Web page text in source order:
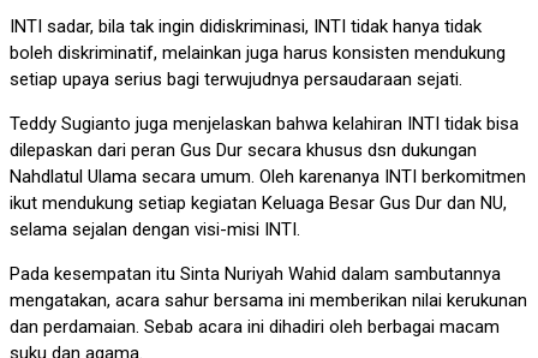
INTI sadar, bila tak ingin didiskriminasi, INTI tidak hanya tidak
boleh diskriminatif, melainkan juga harus konsisten mendukung
setiap upaya serius bagi terwujudnya persaudaraan sejati.
Teddy Sugianto juga menjelaskan bahwa kelahiran INTI tidak bisa
dilepaskan dari peran Gus Dur secara khusus dsn dukungan
Nahdlatul Ulama secara umum. Oleh karenanya INTI berkomitmen
ikut mendukung setiap kegiatan Keluaga Besar Gus Dur dan NU,
selama sejalan dengan visi-misi INTI.
Pada kesempatan itu Sinta Nuriyah Wahid dalam sambutannya
mengatakan, acara sahur bersama ini memberikan nilai kerukunan
dan perdamaian. Sebab acara ini dihadiri oleh berbagai macam
suku dan agama.